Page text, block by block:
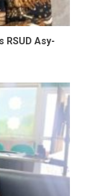
RSUD Asy-